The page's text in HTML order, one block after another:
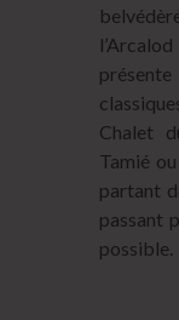
Chalet
Tamié
partant
passant
possible.